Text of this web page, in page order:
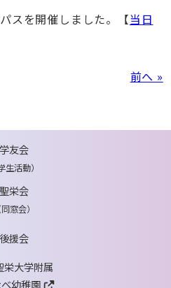
スを開催しました。【当日
前へ »
学友会
生活動）
聖栄会
同窓会）
後援会
栄大学附属
幼稚園